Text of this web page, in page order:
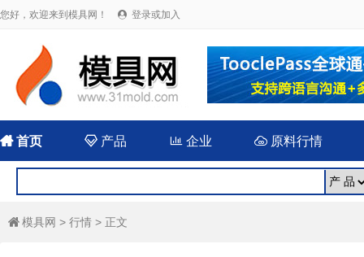
您好，欢迎来到模具网！  登录或加入
首页  产品 企业 原料行情
 模具网 > 行情 > 正文